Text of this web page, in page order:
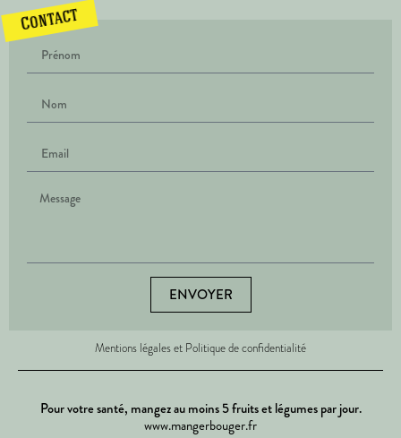
Contact
ENVOYER
Mentions légales et Politique de confidentialité
Pour votre santé, mangez au moins 5 fruits et légumes par jour.
www.mangerbouger.fr